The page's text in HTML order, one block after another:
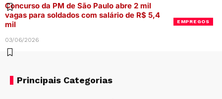
EMPREGOS
Concurso da PM de São Paulo abre 2 mil
vagas para soldados com salário de R$ 5,4
mil
03/06/2026
Principais Categorias